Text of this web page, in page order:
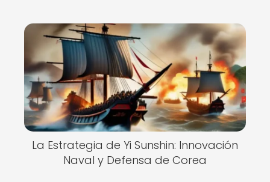
La Estrategia de Yi Sunshin: Innovación
Naval y Defensa de Corea